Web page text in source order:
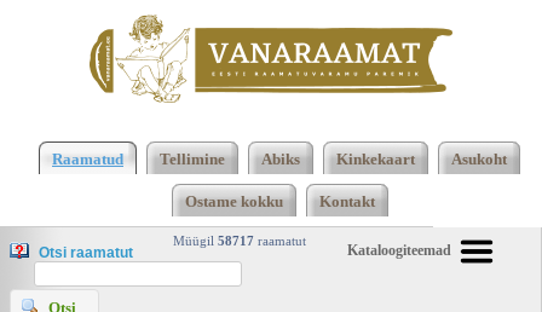
järjekorras, 2474 leheküljelKasutatud raamatud |
Vanaraamat. ee raamatupood
Raamatud Tellimine Abiks Kinkekaart Asukoht
Ostame kokku Kontakt
Kataloogiteemad
Müügil 58717 raamatut
Otsi raamatut